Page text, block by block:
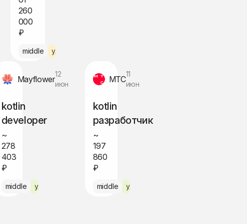
260
000
₽
middle удалённо по РФ
Mayflower
12
июн
kotlin
developer
~
278
403
₽
middle удалённо
МТС
11
июн
kotlin
разработчик
~
197
860
₽
middle удалённо